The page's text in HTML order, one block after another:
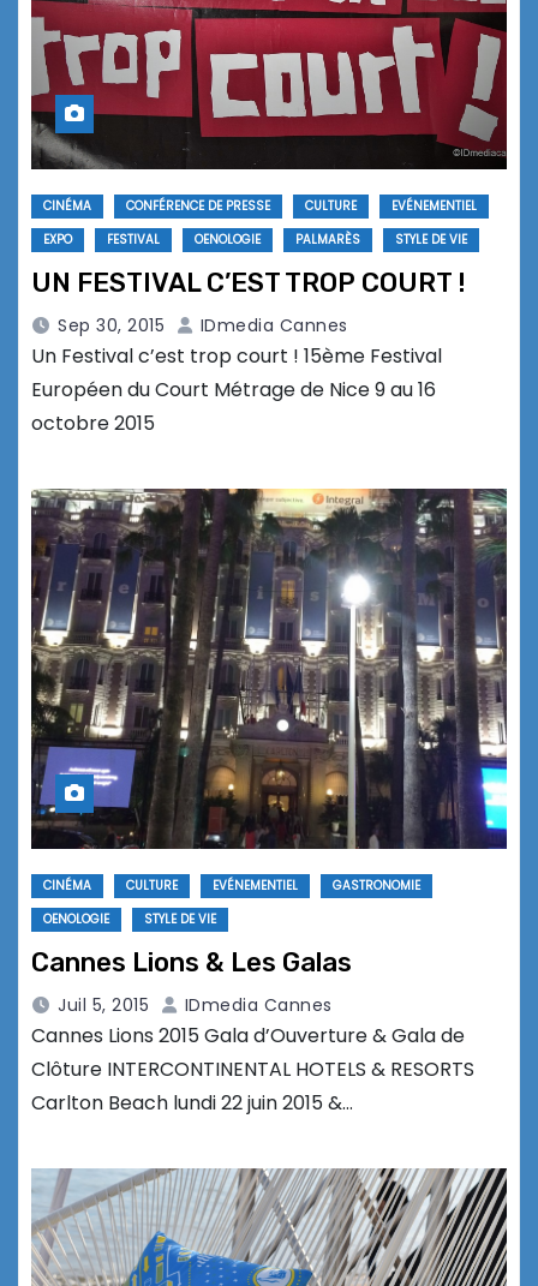
CINÉMA CONFÉRENCE DE PRESSE CULTURE
EVÉNEMENTIEL
EXPO
FESTIVAL OENOLOGIE PALMARÈS STYLE DE VIE
UN FESTIVAL C’EST TROP COURT !
Sep 30, 2015 IDmedia Cannes
Un Festival c’est trop court ! 15ème Festival
Européen du Court Métrage de Nice 9 au 16
octobre 2015
CINÉMA CULTURE EVÉNEMENTIEL
GASTRONOMIE
OENOLOGIE
STYLE DE VIE
Cannes Lions & Les Galas
Juil 5, 2015 IDmedia Cannes
Cannes Lions 2015 Gala d’Ouverture & Gala de
Clôture INTERCONTINENTAL HOTELS & RESORTS
Carlton Beach lundi 22 juin 2015 &…